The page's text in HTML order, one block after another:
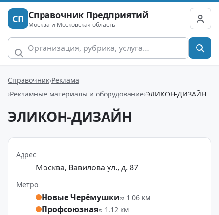
СП Справочник Предприятий
Москва и Московская область
Справочник Реклама
Рекламные материалы и оборудование ЭЛИКОН-ДИЗАЙН
ЭЛИКОН-ДИЗАЙН
Адрес
Москва, Вавилова ул., д. 87
Метро
Новые Черёмушки≈ 1.06 км
Профсоюзная≈ 1.12 км